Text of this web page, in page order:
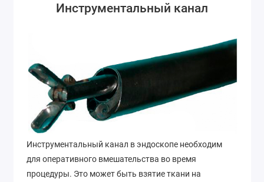
Инструментальный канал
Инструментальный канал в эндоскопе необходим
для оперативного вмешательства во время
процедуры. Это может быть взятие ткани на